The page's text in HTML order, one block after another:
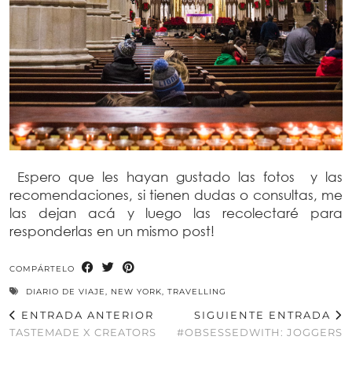
Espero que les hayan gustado las fotos y las
recomendaciones, si tienen dudas o consultas, me
las dejan acá y luego las recolectaré para
responderlas en un mismo post!
COMPÁRTELO
DIARIO DE VIAJE, NEW YORK, TRAVELLING
ENTRADA ANTERIOR
TASTEMADE X CREATORS
SIGUIENTE ENTRADA
#OBSESSEDWITH: JOGGERS